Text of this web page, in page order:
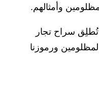
وأمثالهم.
سراح تجار
ورموزنا